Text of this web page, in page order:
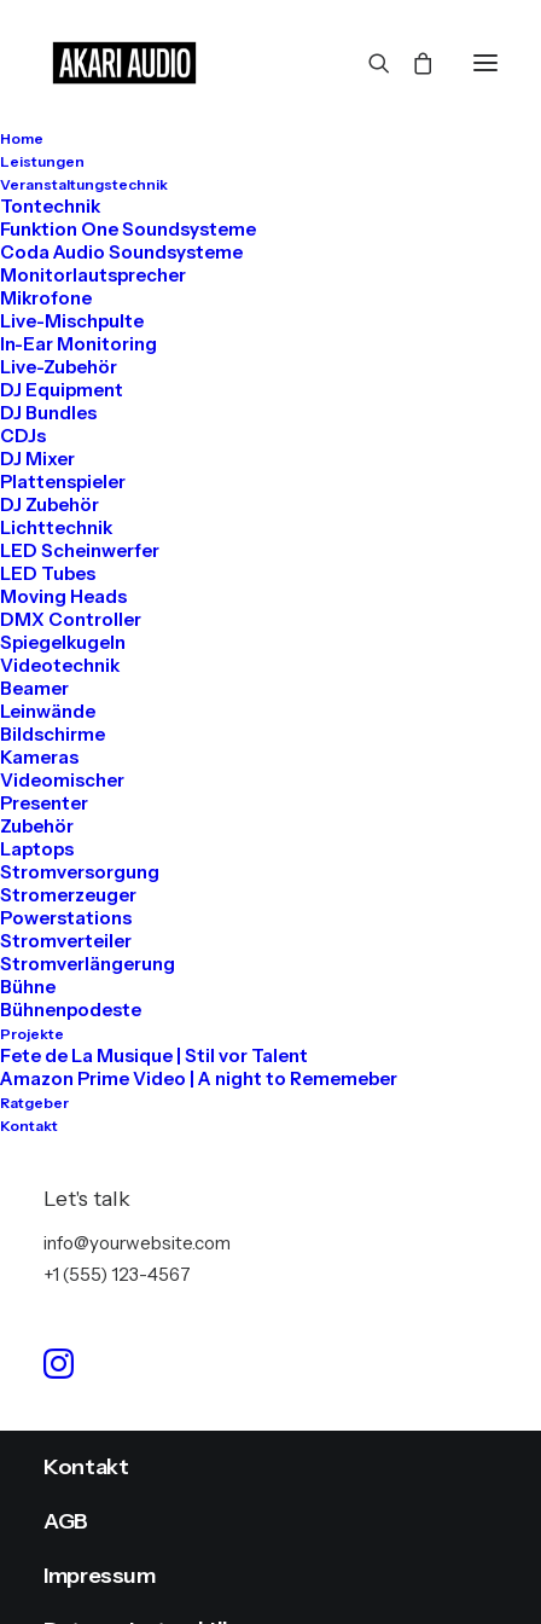
Home
Leistungen
Veranstaltungstechnik
Tontechnik
Funktion One Soundsysteme
Coda Audio Soundsysteme
Monitorlautsprecher
Mikrofone
Live-Mischpulte
In-Ear Monitoring
Live-Zubehör
DJ Equipment
DJ Bundles
CDJs
DJ Mixer
Plattenspieler
DJ Zubehör
Lichttechnik
LED Scheinwerfer
LED Tubes
Moving Heads
DMX Controller
Spiegelkugeln
Videotechnik
Beamer
Leinwände
Bildschirme
Kameras
Videomischer
Presenter
Zubehör
Laptops
Stromversorgung
Stromerzeuger
Powerstations
Stromverteiler
Stromverlängerung
Bühne
Bühnenpodeste
Projekte
Fete de La Musique | Stil vor Talent
Amazon Prime Video | A night to Rememeber
Ratgeber
Kontakt
Let's talk
info@yourwebsite.com
+1 (555) 123-4567
Großes kündigt sich an
Hier bahnt sich etwas Großes an! Unser Shop ist in Arbeit und
wird bald veröffentlicht!
Get in touch
Tel: 030 2000 5441
Mail: info@akari-audio.de
Unser Standort
Akari Events
Bessemerstraße 80
12013 Berlin
Mieten
Tontechnik
Videotechnik
Info
Kontakt
AGB
Impressum